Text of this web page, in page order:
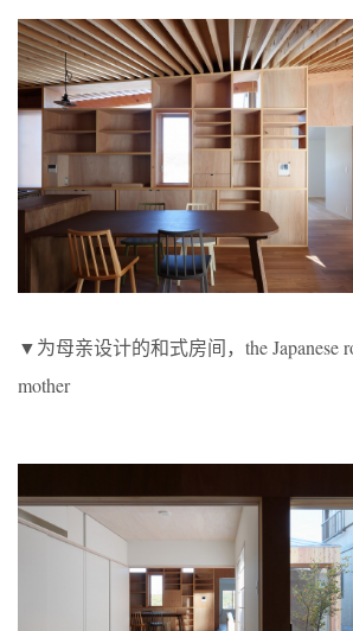
▼为母亲设计的和式房间，the Japanese
mother